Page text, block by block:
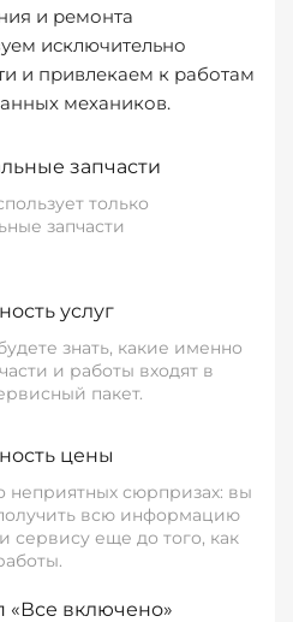
и ремонта
исключительно
и привлекаем к работам
механиков.
запчасти
только
запчасти
услуг
знать, какие именно
и работы входят в
пакет.
цены
неприятных сюрпризах: вы
всю информацию
сервису еще до того, как
включено»